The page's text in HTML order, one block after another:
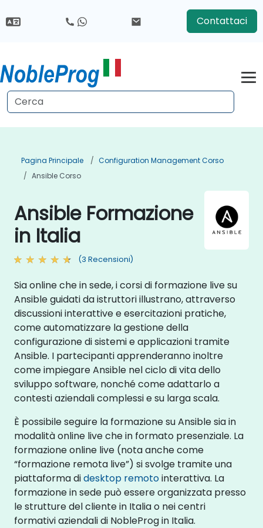
Contattaci
Pagina Principale
Configuration Management Corso
Ansible Corso
Ansible Formazione
in Italia
(3 Recensioni)
Sia online che in sede, i corsi di formazione live su
Ansible guidati da istruttori illustrano, attraverso
discussioni interattive e esercitazioni pratiche,
come automatizzare la gestione della
configurazione di sistemi e applicazioni tramite
Ansible. I partecipanti apprenderanno inoltre
come impiegare Ansible nel ciclo di vita dello
sviluppo software, nonché come adattarlo a
contesti aziendali complessi e su larga scala.
È possibile seguire la formazione su Ansible sia in
modalità online live che in formato presenziale. La
formazione online live (nota anche come
“formazione remota live”) si svolge tramite una
piattaforma didesktop remotointerattiva. La
formazione in sede può essere organizzata presso
le strutture del cliente in Italia o nei centri
formativi aziendali di NobleProg in Italia.